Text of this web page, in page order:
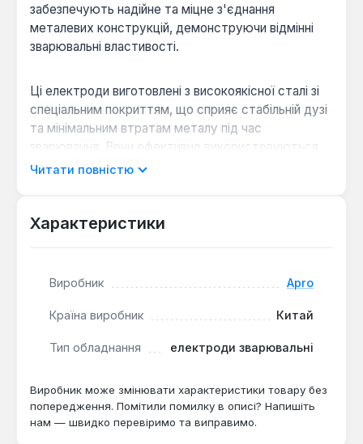
забезпечують надійне та міцне з'єднання
металевих конструкцій, демонструючи відмінні
зварювальні властивості.
Ці електроди виготовлені з високоякісної сталі зі
спеціальним покриттям, що сприяє стабільній дузі
та мінімальним втратам металу під час
зварювання. Вони ефективно використовуються
для роботи з конструкціями з вуглецевої та
промислових об'єктів.
швидкий старт та повторне запалювання,
Мінімальне розбризкування металу:
формуванню чистого та акуратного зварного
Легке очищення від шлаку:
Дозволяє швидко
видаляти шлак після зварювання, покращуючи
естетичний вигляд з'єднань.
Читати повністю
Характеристики
Виробник Apro
Країна виробник Китай
Тип обладнання електроди зварювальні
Виробник може змінювати характеристики товару без
попередження. Помітили помилку в описі? Напишіть
нам — швидко перевіримо та виправимо.